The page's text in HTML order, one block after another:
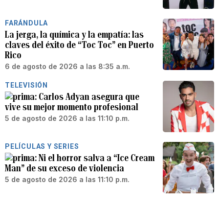
FARÁNDULA
La jerga, la química y la empatía: las
claves del éxito de “Toc Toc” en Puerto
Rico
6 de agosto de 2026 a las 8:35 a.m.
TELEVISIÓN
Carlos Adyan asegura que
vive su mejor momento profesional
5 de agosto de 2026 a las 11:10 p.m.
PELÍCULAS Y SERIES
Ni el horror salva a “Ice Cream
Man” de su exceso de violencia
5 de agosto de 2026 a las 11:10 p.m.